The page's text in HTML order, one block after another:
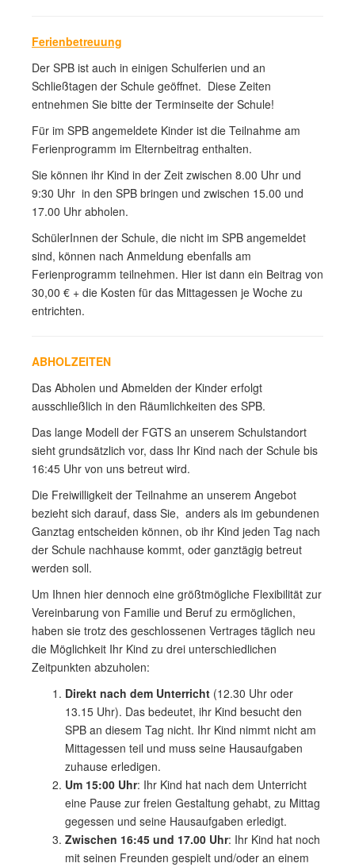
Ferienbetreuung
Der SPB ist auch in einigen Schulferien und an
Schließtagen der Schule geöffnet. Diese Zeiten
entnehmen Sie bitte der Terminseite der Schule!
Für im SPB angemeldete Kinder ist die Teilnahme am
Ferienprogramm im Elternbeitrag enthalten.
Sie können ihr Kind in der Zeit zwischen 8.00 Uhr und
9:30 Uhr in den SPB bringen und zwischen 15.00 und
17.00 Uhr abholen.
SchülerInnen der Schule, die nicht im SPB angemeldet
sind, können nach Anmeldung ebenfalls am
Ferienprogramm teilnehmen. Hier ist dann ein Beitrag von
30,00 € + die Kosten für das Mittagessen je Woche zu
entrichten.
ABHOLZEITEN
Das Abholen und Abmelden der Kinder erfolgt
ausschließlich in den Räumlichkeiten des SPB.
Das lange Modell der FGTS an unserem Schulstandort
sieht grundsätzlich vor, dass Ihr Kind nach der Schule bis
16:45 Uhr von uns betreut wird.
Die Freiwilligkeit der Teilnahme an unserem Angebot
bezieht sich darauf, dass Sie, anders als im gebundenen
Ganztag entscheiden können, ob ihr Kind jeden Tag nach
der Schule nachhause kommt, oder ganztägig betreut
werden soll.
Um Ihnen hier dennoch eine größtmögliche Flexibilität zur
Vereinbarung von Familie und Beruf zu ermöglichen,
haben sie trotz des geschlossenen Vertrages täglich neu
die Möglichkeit Ihr Kind zu drei unterschiedlichen
Zeitpunkten abzuholen:
Direkt nach dem Unterricht (12.30 Uhr oder
13.15 Uhr). Das bedeutet, ihr Kind besucht den
SPB an diesem Tag nicht. Ihr Kind nimmt nicht am
Mittagessen teil und muss seine Hausaufgaben
zuhause erledigen.
Um 15:00 Uhr: Ihr Kind hat nach dem Unterricht
eine Pause zur freien Gestaltung gehabt, zu Mittag
gegessen und seine Hausaufgaben erledigt.
Zwischen 16:45 und 17.00 Uhr: Ihr Kind hat noch
mit seinen Freunden gespielt und/oder an einem